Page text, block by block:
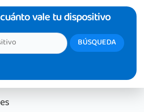
vale tu dispositivo